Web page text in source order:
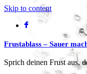
Skip to content
Frustablass – Sauer
Sprich deinen Frust aus,